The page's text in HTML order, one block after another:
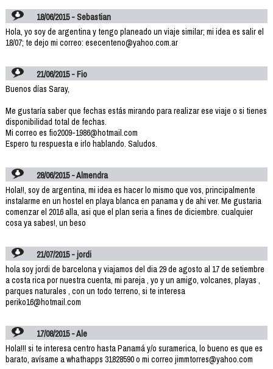
18/06/2015 - Sebastian
Hola, yo soy de argentina y tengo planeado un viaje similar; mi idea es salir el
18/07; te dejo mi correo: esecenteno@yahoo.com.ar
21/06/2015 - Fio
Buenos días Saray,
Me gustaría saber que fechas estás mirando para realizar ese viaje o si tienes
disponibilidad total de fechas.
Mi correo es fio2009-1986@hotmail.com
Espero tu respuesta e irlo hablando. Saludos.
28/06/2015 - Almendra
Hola!!, soy de argentina, mi idea es hacer lo mismo que vos, principalmente
instalarme en un hostel en playa blanca en panama y de ahi ver. Me gustaria
comenzar el 2016 alla, asi que el plan seria a fines de diciembre. cualquier
cosa ya sabes!, un beso
21/07/2015 - jordi
hola soy jordi de barcelona y viajamos del dia 29 de agosto al 17 de setiembre
a costa rica por nuestra cuenta, mi pareja , yo y un amigo, volcanes, playas ,
parques naturales , con un todo terreno, si te interesa
periko16@hotmail.com
17/08/2015 - Ale
Hola!!! si te interesa centro hasta Panamá y/o suramerica, lo bueno es que es
barato, avísame a whathapps 31828590 o mi correo jimmtorres@yahoo.com